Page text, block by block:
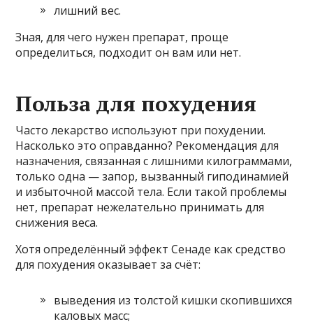
лишний вес.
Зная, для чего нужен препарат, проще
определиться, подходит он вам или нет.
Польза для похудения
Часто лекарство используют при похудении.
Насколько это оправданно? Рекомендация для
назначения, связанная с лишними килограммами,
только одна — запор, вызванный гиподинамией
и избыточной массой тела. Если такой проблемы
нет, препарат нежелательно принимать для
снижения веса.
Хотя определённый эффект Сенаде как средство
для похудения оказывает за счёт:
выведения из толстой кишки скопившихся
каловых масс;